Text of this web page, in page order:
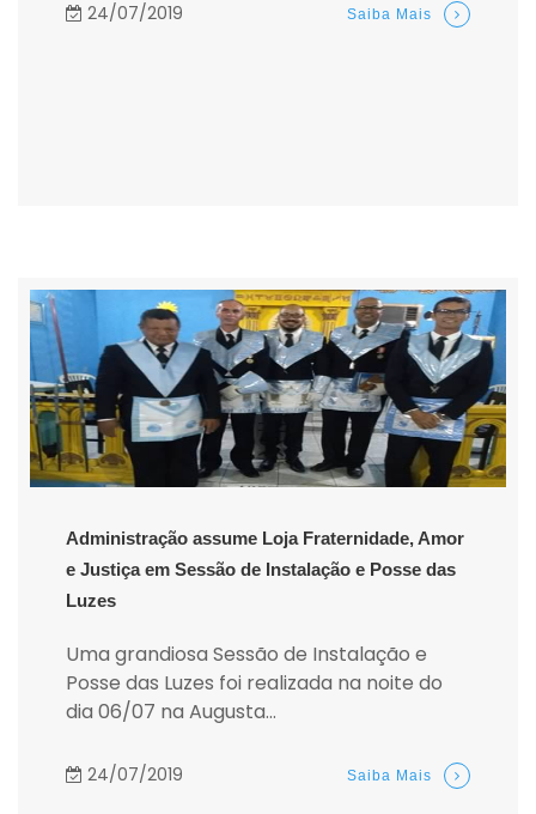
24/07/2019 Saiba Mais
Administração assume Loja Fraternidade, Amor
e Justiça em Sessão de Instalação e Posse das
Luzes
Uma grandiosa Sessão de Instalação e
Posse das Luzes foi realizada na noite do
dia 06/07 na Augusta...
24/07/2019 Saiba Mais